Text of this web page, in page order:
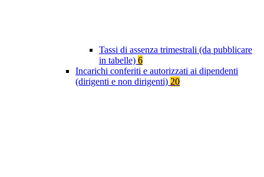
Tassi di assenza trimestrali (da pubblicare
in tabelle) 6
Incarichi conferiti e autorizzati ai dipendenti
(dirigenti e non dirigenti) 20